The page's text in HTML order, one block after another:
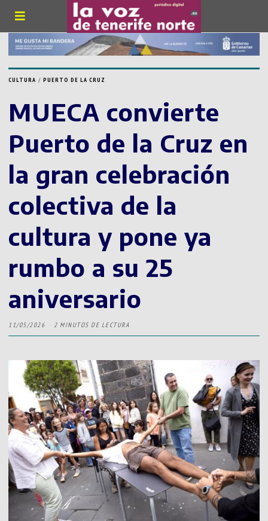
CULTURA / PUERTO DE LA CRUZ
MUECA convierte
Puerto de la Cruz en
la gran celebración
colectiva de la
cultura y pone ya
rumbo a su 25
aniversario
11/05/2026 2 MINUTOS DE LECTURA